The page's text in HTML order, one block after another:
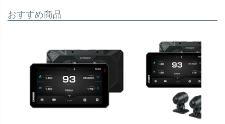
おすすめ商品